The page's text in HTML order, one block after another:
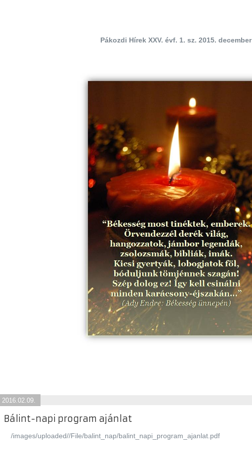
Pákozdi Hírek XXV. évf. 1. sz. 2015. december
2016.02.09.
Bálint-napi program ajánlat
/images/uploaded//File/balint_nap/balint_napi_program_ajanlat.pdf